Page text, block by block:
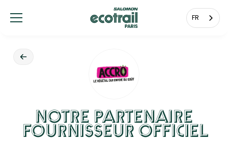
Panneau de gestion des cookies
FR
NOTRE PARTENAIRE
FOURNISSEUR OFFICIEL